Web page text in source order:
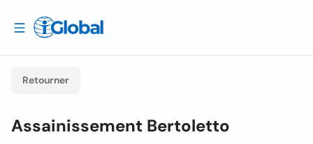
Retourner
Assainissement Bertoletto